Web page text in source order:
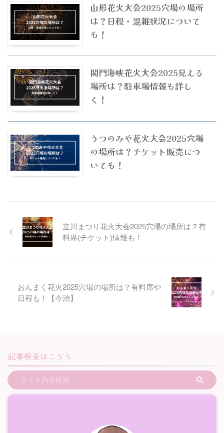
山形花火大会2025穴場の場所
は？日程・混雑状況について
も！
関門海峡花火大会2025見える
場所は？駐車場情報も詳し
く！
うつのみや花火大会2025穴場
の場所は？チケット販売につ
いても！
立川まつり花火大会2025穴場の場所は？有
料席(チケット)情報も！
おんまく花火2025穴場の場所は？有料席や
日程も！【今治】
記事検索はこちら